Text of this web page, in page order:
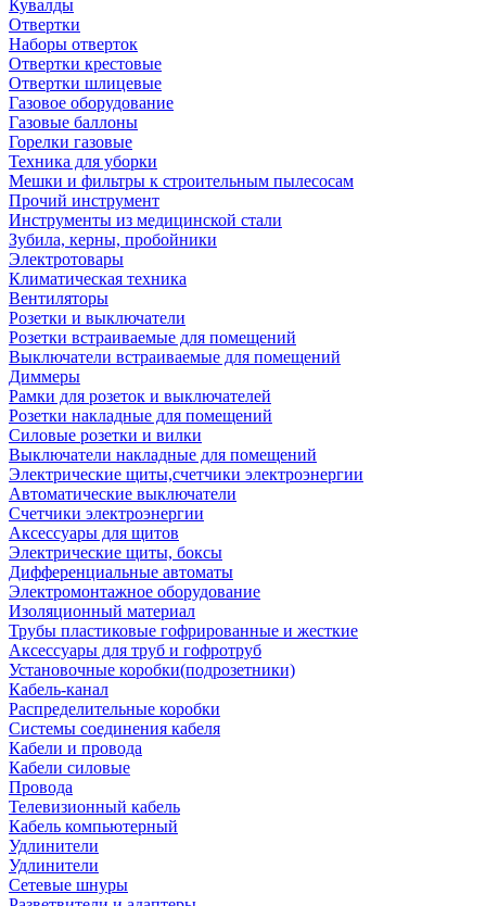
Кувалды
Отвертки
Наборы отверток
Отвертки крестовые
Отвертки шлицевые
Газовое оборудование
Газовые баллоны
Горелки газовые
Техника для уборки
Мешки и фильтры к строительным пылесосам
Прочий инструмент
Инструменты из медицинской стали
Зубила, керны, пробойники
Электротовары
Климатическая техника
Вентиляторы
Розетки и выключатели
Розетки встраиваемые для помещений
Выключатели встраиваемые для помещений
Диммеры
Рамки для розеток и выключателей
Розетки накладные для помещений
Силовые розетки и вилки
Выключатели накладные для помещений
Электрические щиты,счетчики электроэнергии
Автоматические выключатели
Счетчики электроэнергии
Аксессуары для щитов
Электрические щиты, боксы
Дифференциальные автоматы
Электромонтажное оборудование
Изоляционный материал
Трубы пластиковые гофрированные и жесткие
Аксессуары для труб и гофротруб
Установочные коробки(подрозетники)
Кабель-канал
Распределительные коробки
Системы соединения кабеля
Кабели и провода
Кабели силовые
Провода
Телевизионный кабель
Кабель компьютерный
Удлинители
Удлинители
Сетевые шнуры